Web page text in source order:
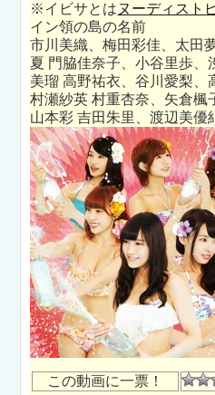
※イビサとは ヌーディスト
イン領の島の名前
市川美織、梅田彩佳、太田
夏 門脇佳奈子、小谷里歩、
美瑠 高野祐衣、谷川愛梨、
村瀬紗英 村重杏奈、矢倉楓
山本彩 吉田朱里、渡辺美優
この動画に一票！